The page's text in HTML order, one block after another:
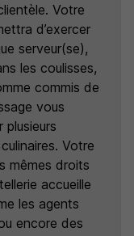
Votre
d’exercer
serveur(se),
les coulisses,
commis de
vous
plusieurs
Votre
mêmes droits
accueille
les agents
encore des